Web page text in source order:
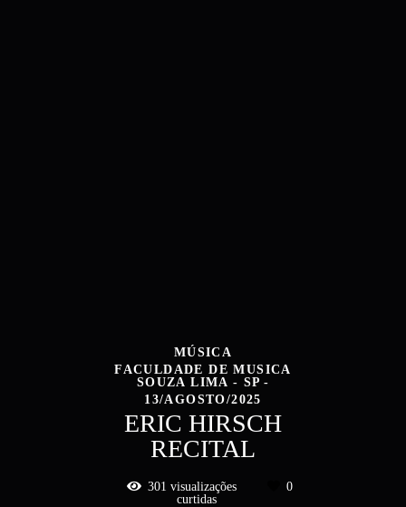
MÚSICA
FACULDADE DE MUSICA
SOUZA LIMA - SP
13/AGOSTO/2025
ERIC HIRSCH
RECITAL
301 visualizações
0
curtidas